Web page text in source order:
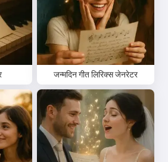
जन्मदिन गीत लिरिक्स जेनरेटर